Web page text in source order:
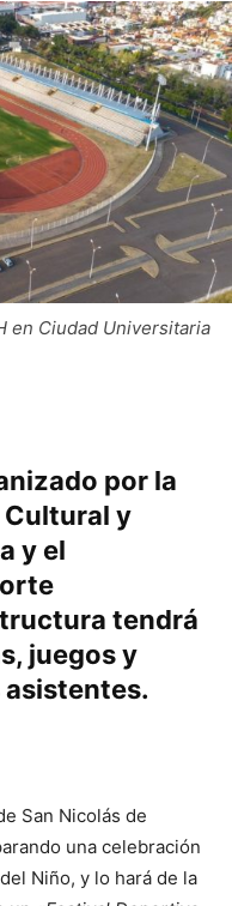
en Ciudad Universitaria
por la
Cultural y
y el
tendrá
juegos y
asistentes.
San Nicolás de
una celebración
Niño, y lo hará de la